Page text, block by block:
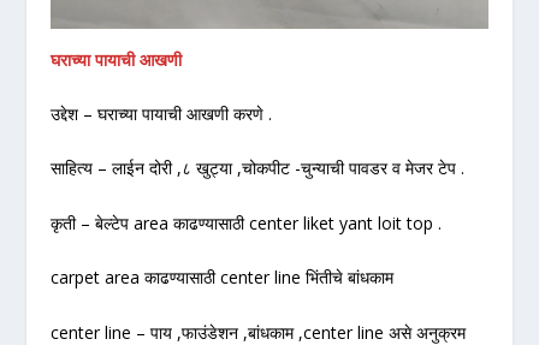
घराच्या पायाची आखणी
उद्देश – घराच्या पायाची आखणी करणे .
साहित्य – लाईन दोरी ,८ खुट्या ,चोकपीट -चुन्याची पावडर व मेजर टेप .
कृती – बेल्टेप area काढण्यासाठी center liket yant loit top .
carpet area काढण्यासाठी center line भिंतीचे बांधकाम
center line – पाय ,फाउंडेशन ,बांधकाम ,center line असे अनुक्रम